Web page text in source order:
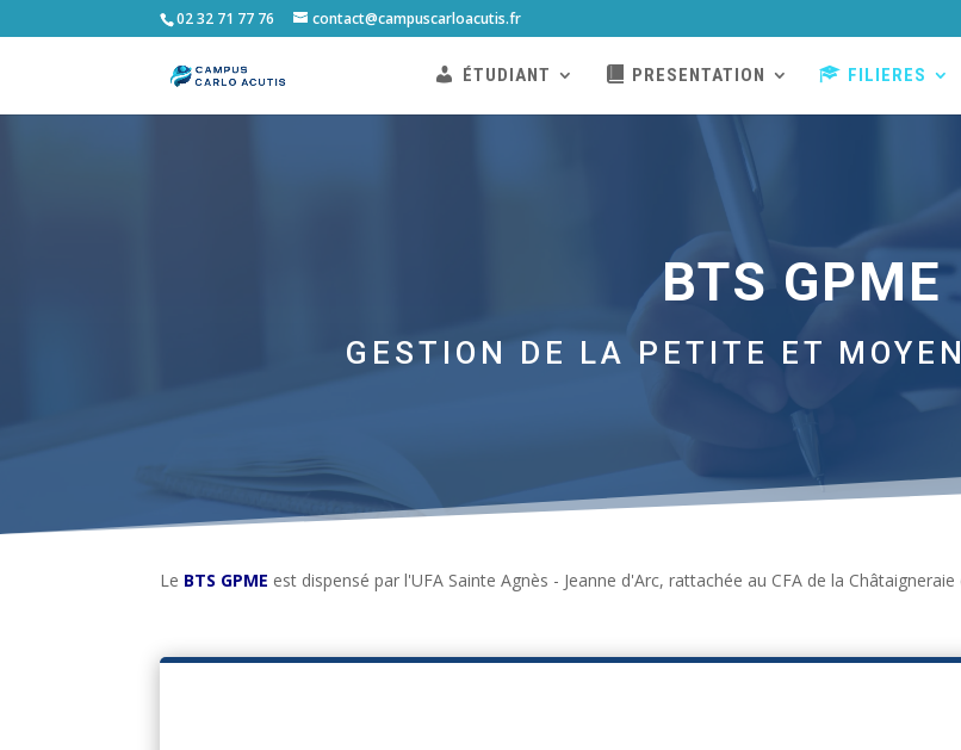
02 32 71 77 76 contact@campuscarloacutis.fr
ÉTUDIANT PRESENTATION FILIERES
BTS GPME
GESTION DE LA PETITE ET
Le BTS GPME est dispensé par l'UFA Sainte Agnès - Jeanne d'Arc, rattachée au CFA de la Châtaigneraie